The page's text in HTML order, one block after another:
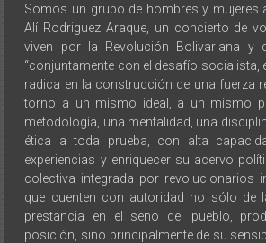
Somos un grupo de hombres y mujeres
Alí Rodriguez Araque, un concierto de
viven por la Revolución Bolivariana y
“conjuntamente con el desafío socialista,
radica en la construcción de una fuerza
torno a un mismo ideal, a un mismo
metodología, una mentalidad, una
ética a toda prueba, con alta
experiencias y enriquecer su acervo
colectiva integrada por revolucionarios
que cuenten con autoridad no sólo de
prestancia en el seno del pueblo,
posición, sino principalmente de su